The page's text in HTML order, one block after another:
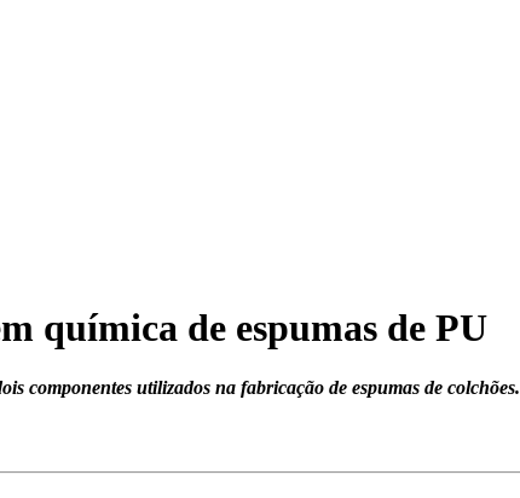
química de espumas de PU
componentes utilizados na fabricação de espumas de colchões.